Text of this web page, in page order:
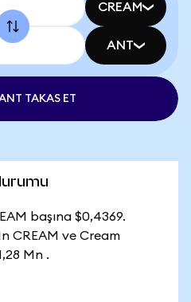
CREAM
ANT
TAKAS ET
başına $0,4369.
CREAM ve Cream
Mn .